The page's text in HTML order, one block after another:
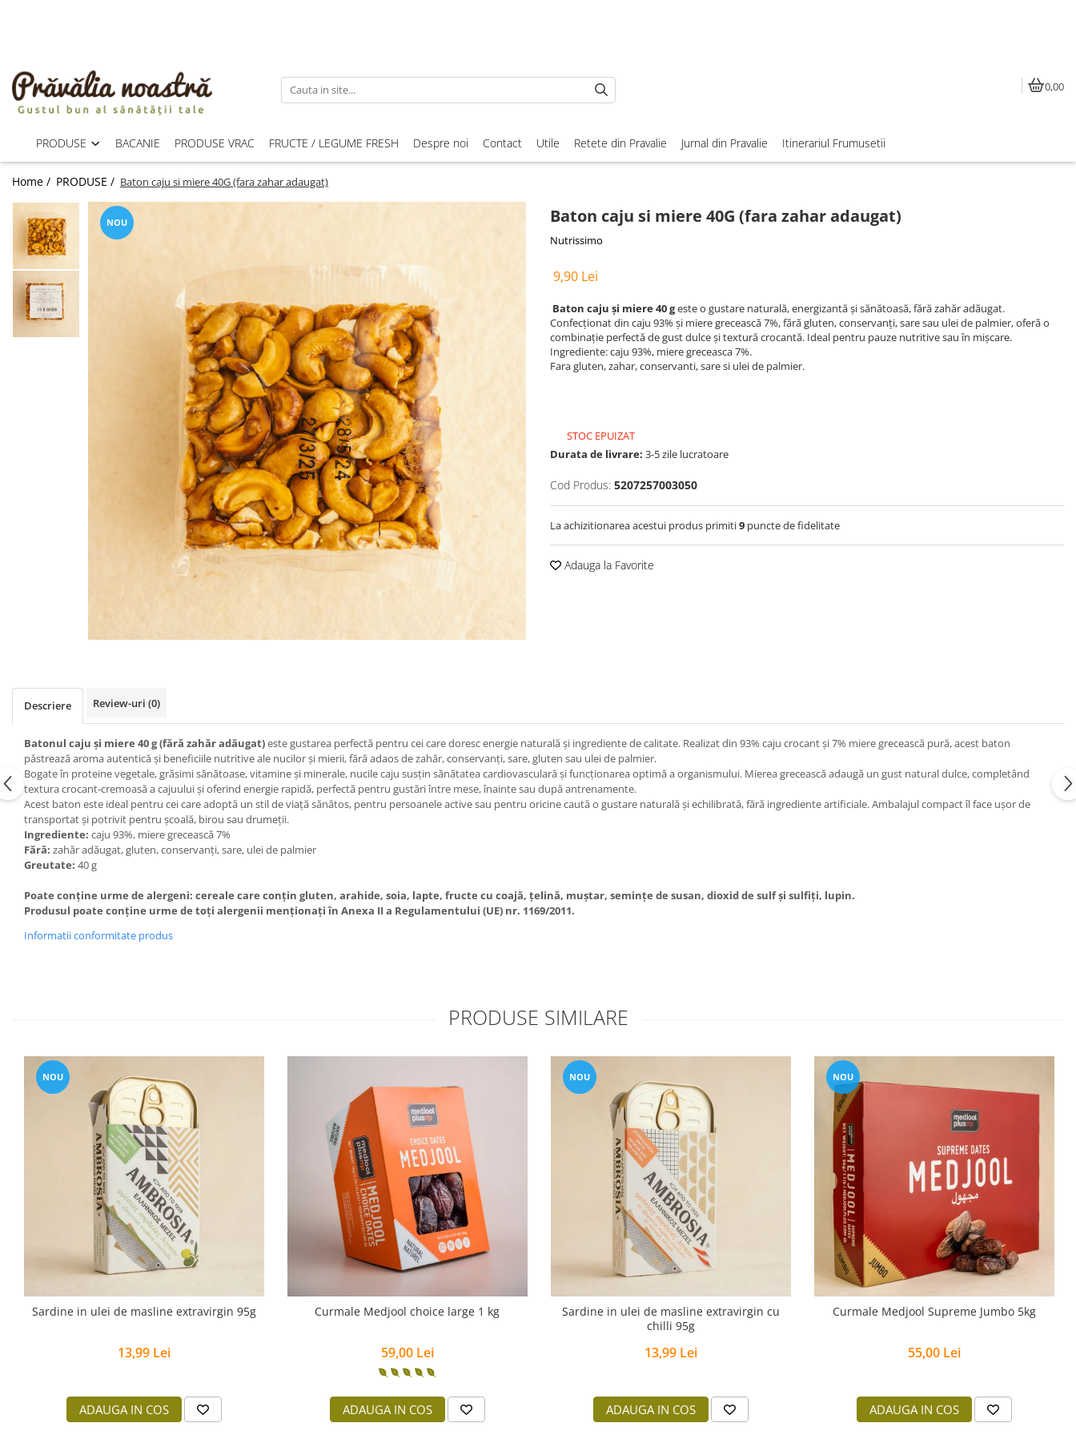
NOUTĂȚI
ALIMENTE
ULEIURI ȘI UNTURI
NUCI ȘI SEMINȚE
FRUCTE DESHIDRATATE
ÎNDULCITORI NATURALI / MIERE
FRUCTE LA CONSERVĂ
OȚETURI ȘI SOSURI
SOSURI
FĂINĂ FĂRĂ GLUTEN
BĂUTURI / LAPTE VEGETAL
REMEDII NATURISTE
0,00
PRODUSE BACANIE PRODUSE VRAC FRUCTE / LEGUME FRESH Despre noi Contact Utile Retete din Pravalie Jurnal din Pravalie Itinerariul Frumusetii
Home / PRODUSE / Baton caju si miere 40G (fara zahar adaugat)
Baton caju si miere 40G (fara zahar adaugat)
Nutrissimo
NOU
9,90 Lei
Baton caju și miere 40 geste o gustare naturală, energizantă și sănătoasă, fără zahăr adăugat.
Confecționat din caju 93% și miere grecească 7%, fără gluten, conservanți, sare sau ulei de palmier, oferă o
combinație perfectă de gust dulce și textură crocantă. Ideal pentru pauze nutritive sau în mișcare.
Ingrediente: caju 93%, miere greceasca 7%.
Fara gluten, zahar, conservanti, sare si ulei de palmier.
STOC EPUIZAT
Durata de livrare: 3-5 zile lucratoare
Cod Produs: 5207257003050
La achizitionarea acestui produs primiti9 puncte de fidelitate
Adauga la Favorite
Descriere Review-uri (0)
Batonul caju și miere 40 g (fără zahăr adăugat)este gustarea perfectă pentru cei care doresc energie naturală și ingrediente de calitate. Realizat din 93% caju crocant și 7% miere grecească pură, acest baton
păstrează aroma autentică și beneficiile nutritive ale nucilor și mierii, fără adaos de zahăr, conservanți, sare, gluten sau ulei de palmier.
Bogate în proteine vegetale, grăsimi sănătoase, vitamine și minerale, nucile caju susțin sănătatea cardiovasculară și funcționarea optimă a organismului. Mierea grecească adaugă un gust natural dulce, completând
textura crocant-cremoasă a cajuului și oferind energie rapidă, perfectă pentru gustări între mese, înainte sau după antrenamente.
Acest baton este ideal pentru cei care adoptă un stil de viață sănătos, pentru persoanele active sau pentru oricine caută o gustare naturală și echilibrată, fără ingrediente artificiale. Ambalajul compact îl face ușor de
transportat și potrivit pentru școală, birou sau drumeții.
Ingrediente: caju 93%, miere grecească 7%
Fără: zahăr adăugat, gluten, conservanți, sare, ulei de palmier
Greutate: 40 g
Poate conține urme de alergeni: cereale care conțin gluten, arahide, soia, lapte, fructe cu coajă, țelină, muștar, semințe de susan, dioxid de sulf și sulfiți, lupin.
Produsul poate conține urme de toți alergenii menționați în Anexa II a Regulamentului (UE) nr. 1169/2011.
Informatii conformitate produs
PRODUSE SIMILARE
NOU
Sardine in ulei de masline extravirgin 95g
13,99 Lei
ADAUGA IN COS
Curmale Medjool choice large 1 kg
59,00 Lei
ADAUGA IN COS
NOU
Sardine in ulei de masline extravirgin cu
chilli 95g
13,99 Lei
ADAUGA IN COS
NOU
Curmale Medjool Supreme Jumbo 5kg
55,00 Lei
ADAUGA IN COS